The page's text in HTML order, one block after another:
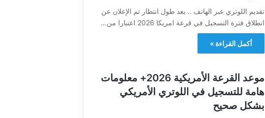
تقديم اللوتري عبر الهاتف .. بعد طول انتظار تم الإعلان عن
انطلاق فترة التسجيل في قرعة امريكا 2026 اعتبارا من…
أكمل القراءة »
موعد القرعة الأمريكية 2026+ معلومات
هامة للتسجيل في اللوتري الأمريكي
بشكل صحيح